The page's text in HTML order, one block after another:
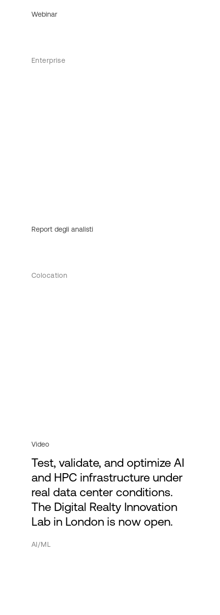
Webinar
Enterprise
Report degli analisti
Colocation
Video
Test, validate, and optimize AI
and HPC infrastructure under
real data center conditions.
The Digital Realty Innovation
Lab in London is now open.
AI/ML